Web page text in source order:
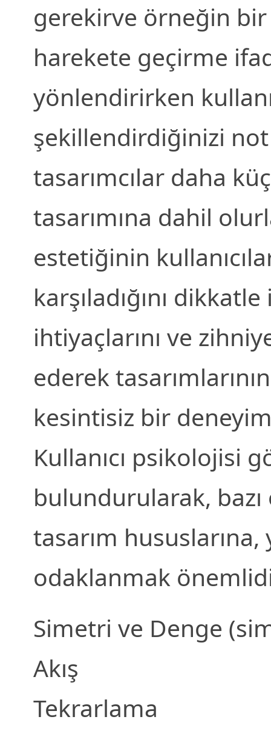
gerekirve örneğin bir
harekete geçirme
yönlendirirken
şekillendirdiğinizi
tasarımcılar daha
tasarımına dahil
estetiğinin
karşıladığını
ihtiyaçlarını ve
ederek
kesintisiz bir
Kullanıcı psikolojisi
bulundurularak,
tasarım
odaklanmak
Simetri ve Denge
Akış
Tekrarlama